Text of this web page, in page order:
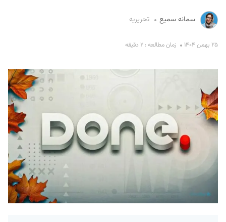
سمانه سمیع تحریریه
۲۵ بهمن ۱۴۰۴ زمان مطالعه : ۲ دقیقه